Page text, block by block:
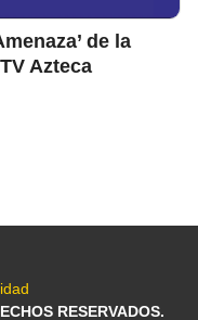
de la
Azteca
RESERVADOS.